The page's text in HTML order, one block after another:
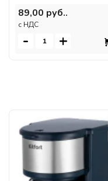
89,00 руб..
c НДС
- +